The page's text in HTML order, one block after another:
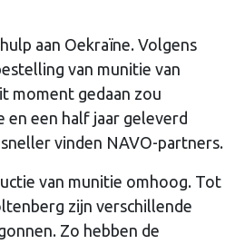
aan Oekraïne. Volgens
van munitie van
moment gedaan zou
en een half jaar geleverd
vinden NAVO-partners.
van munitie omhoog. Tot
zijn verschillende
Zo hebben de